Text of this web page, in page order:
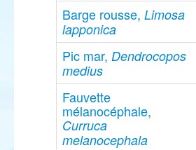
Barge rousse, Limosa
lapponica
Pic mar, Dendrocopos
medius
Fauvette
mélanocéphale,
Curruca
melanocephala